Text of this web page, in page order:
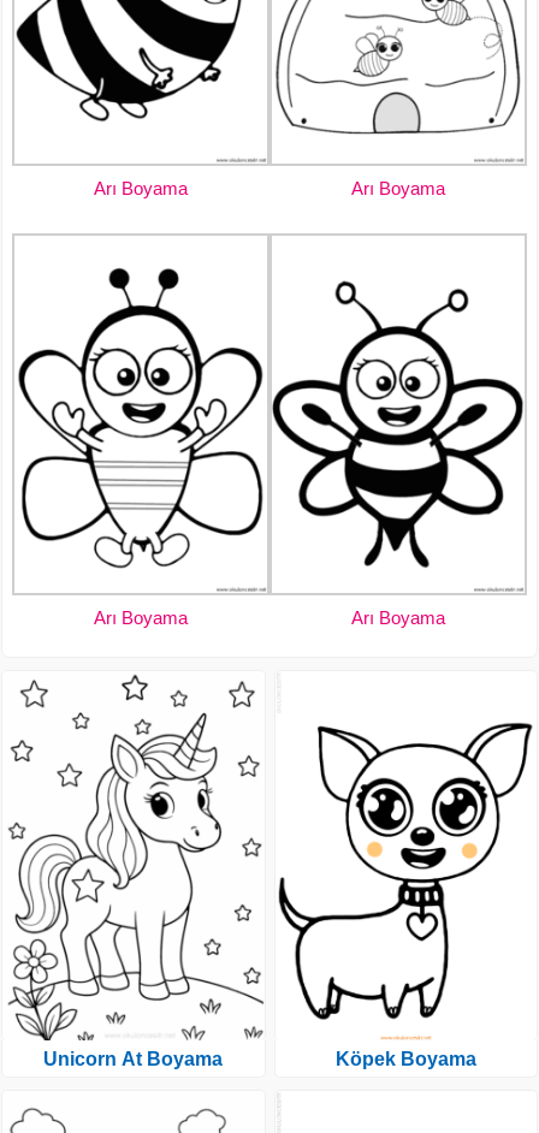
Arı Boyama Arı Boyama
Arı Boyama Arı Boyama
Unicorn At Boyama Köpek Boyama